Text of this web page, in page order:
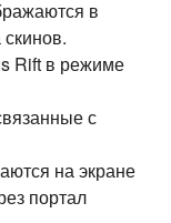
в
Rift в режиме
с
на экране
портал